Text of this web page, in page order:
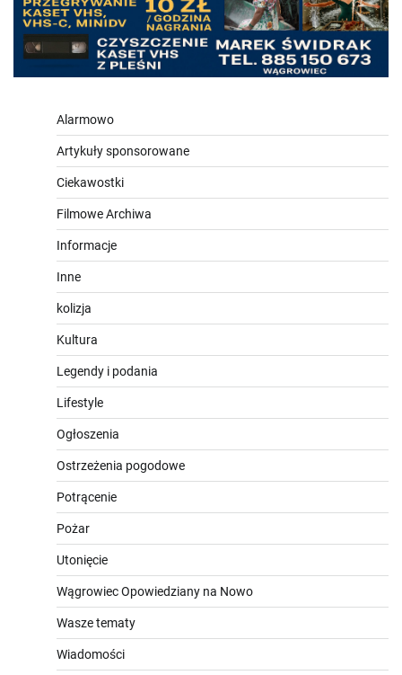
Alarmowo
Artykuły sponsorowane
Ciekawostki
Filmowe Archiwa
Informacje
Inne
kolizja
Kultura
Legendy i podania
Lifestyle
Ogłoszenia
Ostrzeżenia pogodowe
Potrącenie
Pożar
Utonięcie
Wągrowiec Opowiedziany na Nowo
Wasze tematy
Wiadomości